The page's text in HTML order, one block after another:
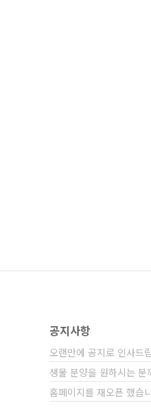
공지사항
오랜만에 공지로 인사드
홈페이지를 재오픈 했습